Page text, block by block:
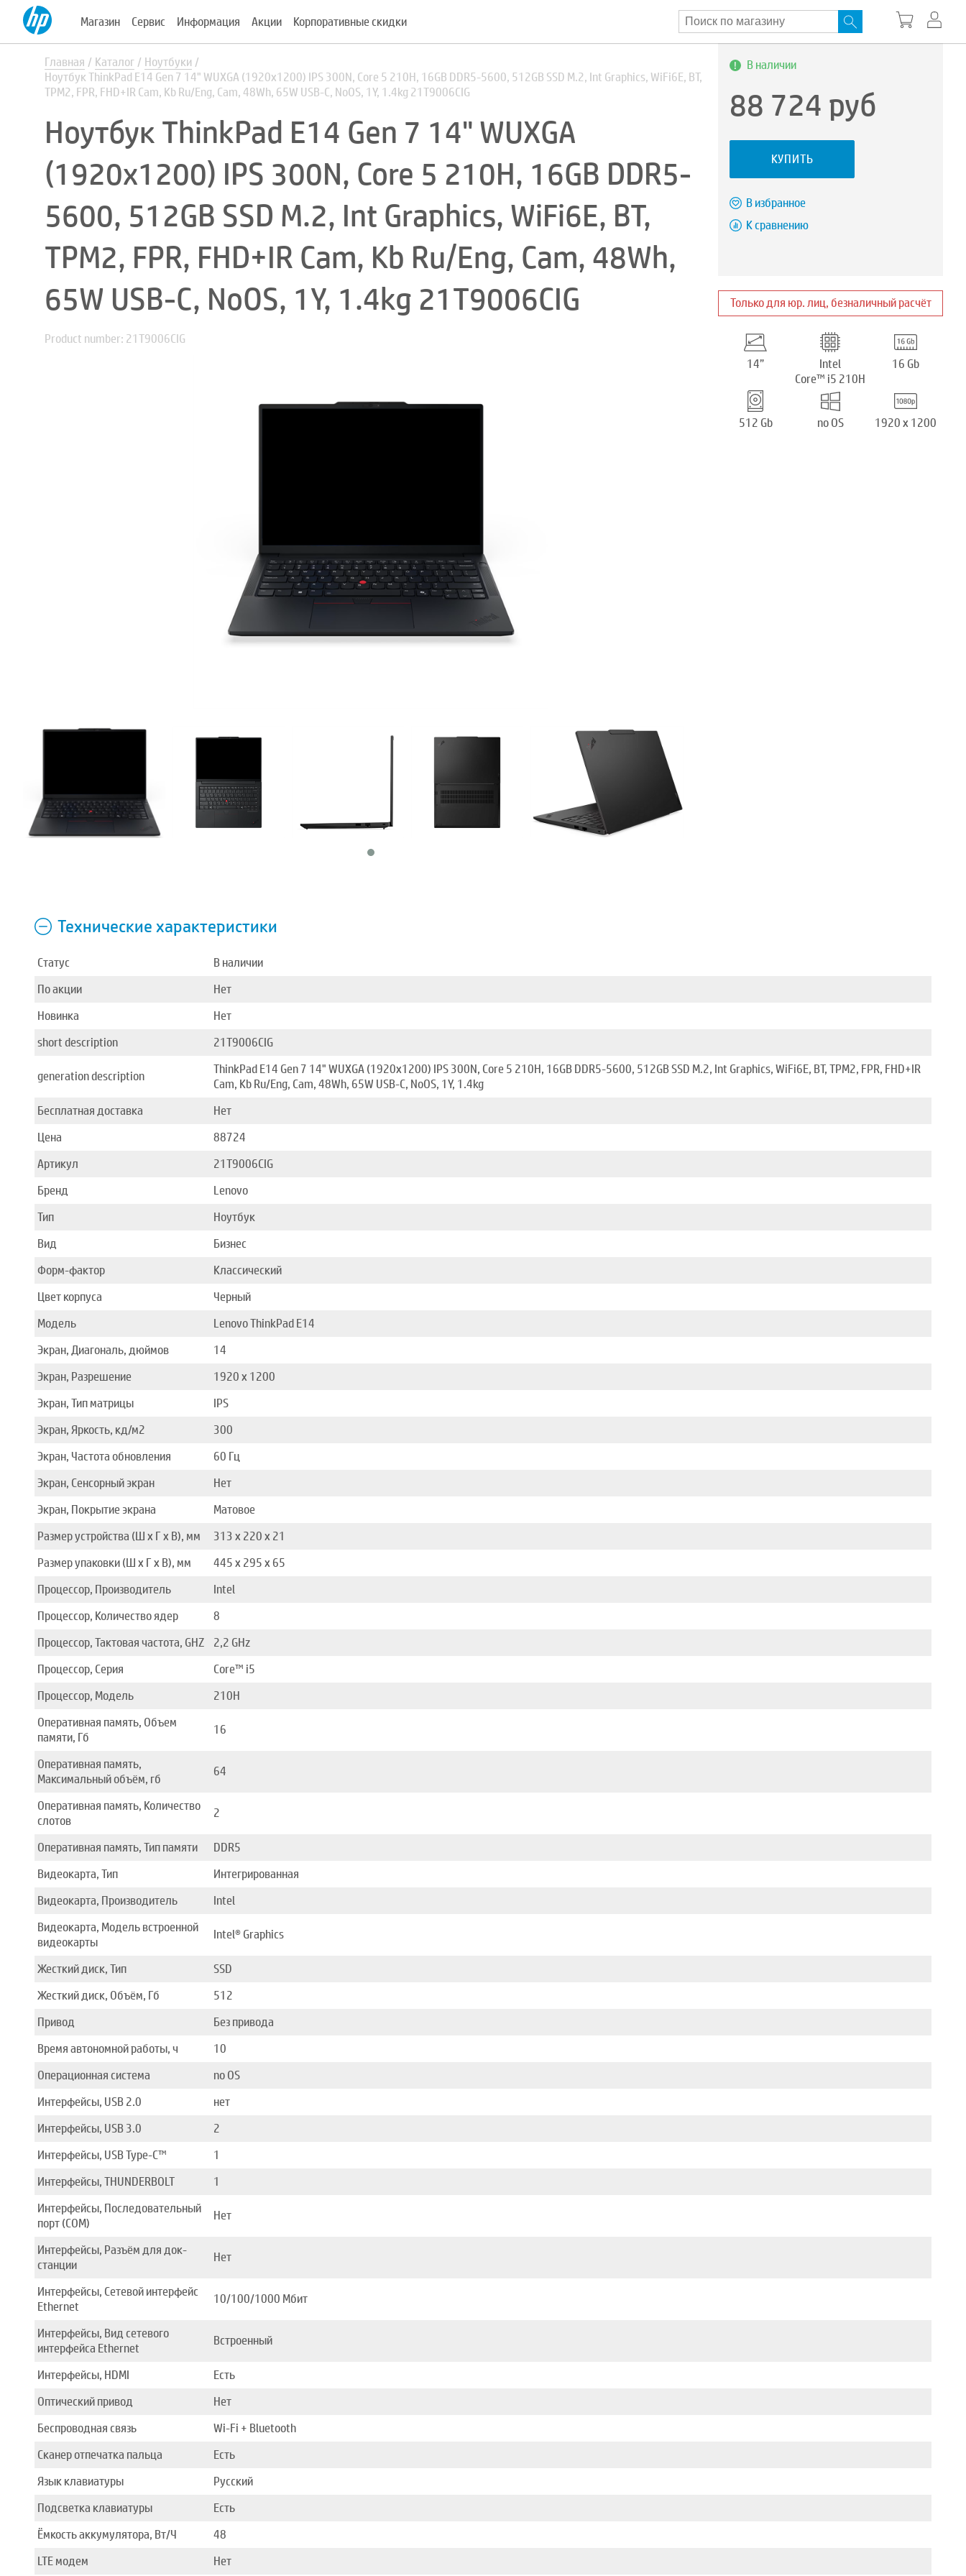
Магазин Сервис Информация Акции Корпоративные скидки
Главная Каталог
Ноутбуки
Ноутбук ThinkPad E14 Gen 7 14" WUXGA (1920x1200) IPS 300N, Core 5 210H, 16GB DDR5-5600, 512GB SSD M.2, Int Graphics, WiFi6E, BT,
TPM2, FPR, FHD+IR Cam, Kb Ru/Eng, Cam, 48Wh, 65W USB-C, NoOS, 1Y, 1.4kg 21T9006CIG
Ноутбук ThinkPad E14 Gen 7 14" WUXGA
(1920x1200) IPS 300N, Core 5 210H, 16GB DDR5-
5600, 512GB SSD M.2, Int Graphics, WiFi6E, BT,
TPM2, FPR, FHD+IR Cam, Kb Ru/Eng, Cam, 48Wh,
65W USB-C, NoOS, 1Y, 1.4kg 21T9006CIG
Product number: 21T9006CIG
В наличии
88 724 руб
КУПИТЬ
В избранное
К сравнению
Только для юр. лиц, безналичный расчёт
14”
Intel
Core™ i5 210H
16 Gb
512 Gb no OS 1920 x 1200
Технические характеристики
Статус
В наличии
По акции
Нет
Новинка
Нет
short description
21T9006CIG
generation description
ThinkPad E14 Gen 7 14" WUXGA (1920x1200) IPS 300N, Core 5 210H, 16GB DDR5-5600, 512GB SSD M.2, Int Graphics, WiFi6E, BT, TPM2, FPR, FHD+IR
Cam, Kb Ru/Eng, Cam, 48Wh, 65W USB-C, NoOS, 1Y, 1.4kg
Бесплатная доставка
Нет
Цена
88724
Артикул
21T9006CIG
Бренд
Lenovo
Тип
Ноутбук
Вид
Бизнес
Форм-фактор
Классический
Цвет корпуса
Черный
Модель
Lenovo ThinkPad E14
Экран, Диагональ, дюймов
14
Экран, Разрешение
1920 x 1200
Экран, Тип матрицы
IPS
Экран, Яркость, кд/м2
300
Экран, Частота обновления
60 Гц
Экран, Сенсорный экран
Нет
Экран, Покрытие экрана
Матовое
Размер устройства (Ш x Г x В), мм
313 x 220 x 21
Размер упаковки (Ш x Г x В), мм
445 x 295 x 65
Процессор, Производитель
Intel
Процессор, Количество ядер
8
Процессор, Тактовая частота, GHZ
2,2 GHz
Процессор, Серия
Core™ i5
Процессор, Модель
210H
Оперативная память, Объем
памяти, Гб
16
Оперативная память,
Максимальный объём, гб
64
Оперативная память, Количество
слотов
2
Оперативная память, Тип памяти
DDR5
Видеокарта, Тип
Интегрированная
Видеокарта, Производитель
Intel
Видеокарта, Модель встроенной
видеокарты
Intel® Graphics
Жесткий диск, Тип
SSD
Жесткий диск, Объём, Гб
512
Привод
Без привода
Время автономной работы, ч
10
Операционная система
no OS
Интерфейсы, USB 2.0
нет
Интерфейсы, USB 3.0
2
Интерфейсы, USB Type-C™
1
Интерфейсы, THUNDERBOLT
1
Интерфейсы, Последовательный
порт (COM)
Нет
Интерфейсы, Разъём для док-
станции
Нет
Интерфейсы, Сетевой интерфейс
Ethernet
10/100/1000 Mбит
Интерфейсы, Вид сетевого
интерфейса Ethernet
Встроенный
Интерфейсы, HDMI
Есть
Оптический привод
Нет
Беспроводная связь
Wi-Fi + Bluetooth
Сканер отпечатка пальца
Есть
Язык клавиатуры
Русский
Подсветка клавиатуры
Есть
Ёмкость аккумулятора, Вт/Ч
48
LTE модем
Нет